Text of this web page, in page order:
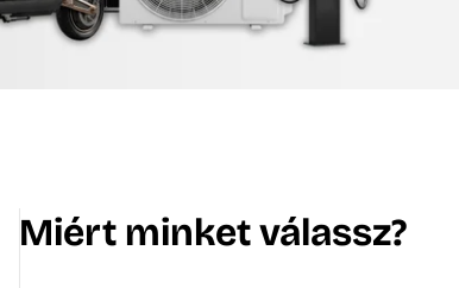
Miért minket válassz?